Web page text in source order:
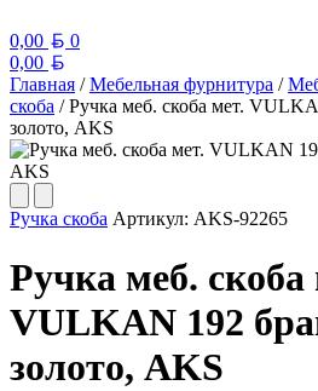
0,00 Белорусский рубль
0
0,00
Главная /Мебельная фурнитура /
скоба / Ручка меб. скоба мет.
золото, AKS
Ручка скоба Артикул: AKS-92265
Ручка меб. скоба
VULKAN 192
золото, AKS